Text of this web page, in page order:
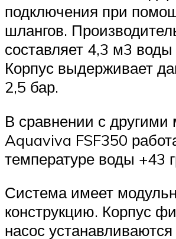
подключения при
шлангов.
составляет 4,3 м3 воды
Корпус выдерживает
2,5 бар.
В сравнении с другими
Aquaviva FSF350
температуре воды +43
Система имеет
конструкцию. Корпус
насос